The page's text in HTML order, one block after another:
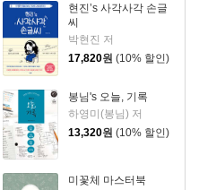
현진’s 사각사각 손글
씨
박현진 저
17,820원 (10% 할인)
봉님's 오늘, 기록
하영미(봉님) 저
13,320원 (10% 할인)
미꽃체 마스터북